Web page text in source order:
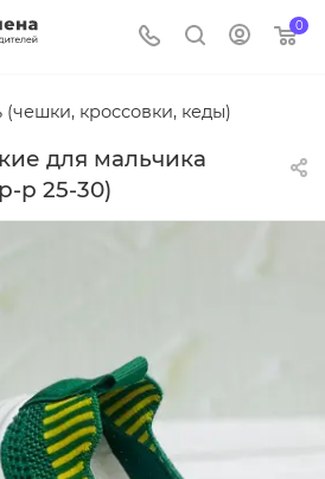
0
кроссовки, кеды)
для мальчика
р 25-30)